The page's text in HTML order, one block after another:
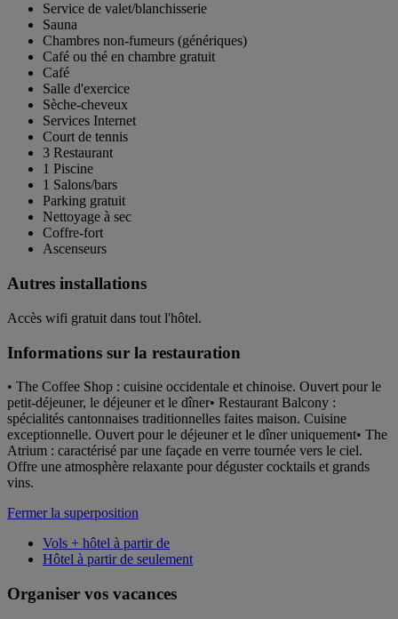
Service de valet/blanchisserie
Sauna
Chambres non-fumeurs (génériques)
Café ou thé en chambre gratuit
Café
Salle d'exercice
Sèche-cheveux
Services Internet
Court de tennis
3 Restaurant
1 Piscine
1 Salons/bars
Parking gratuit
Nettoyage à sec
Coffre-fort
Ascenseurs
Autres installations
Accès wifi gratuit dans tout l'hôtel.
Informations sur la restauration
• The Coffee Shop : cuisine occidentale et chinoise. Ouvert pour le
petit-déjeuner, le déjeuner et le dîner• Restaurant Balcony :
spécialités cantonnaises traditionnelles faites maison. Cuisine
exceptionnelle. Ouvert pour le déjeuner et le dîner uniquement• The
Atrium : caractérisé par une façade en verre tournée vers le ciel.
Offre une atmosphère relaxante pour déguster cocktails et grands
vins.
Fermer la superposition
Vols + hôtel à partir de
Hôtel à partir de seulement
Organiser vos vacances